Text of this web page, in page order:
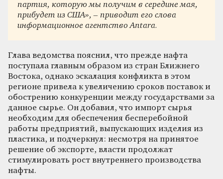
партия, которую мы получим в середине мая,
прибудет из США», – приводит его слова
информационное агентство Antara.
Глава ведомства пояснил, что прежде нафта
поступала главным образом из стран Ближнего
Востока, однако эскалация конфликта в этом
регионе привела к увеличению сроков поставок и
обострению конкуренции между государствами за
данное сырье. Он добавил, что импорт сырья
необходим для обеспечения бесперебойной
работы предприятий, выпускающих изделия из
пластика, и подчеркнул: несмотря на принятое
решение об экспорте, власти продолжат
стимулировать рост внутреннего производства
нафты.